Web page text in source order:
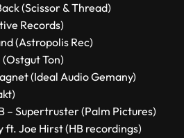
(Scissor & Thread)
Records)
(Astropolis Rec)
Ton)
(Ideal Audio Gemany)
– Supertruster (Palm Pictures)
ft. Joe Hirst (HB recordings)